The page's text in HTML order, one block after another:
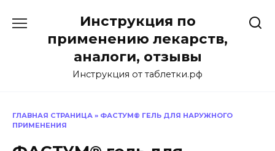
содержанию
Инструкция по
применению лекарств,
аналоги, отзывы
Инструкция от таблетки.рф
ГЛАВНАЯ СТРАНИЦА » ФАСТУМ® ГЕЛЬ ДЛЯ НАРУЖНОГО
ПРИМЕНЕНИЯ